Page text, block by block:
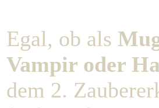
Egal, ob als
Vampir oder
dem 2.